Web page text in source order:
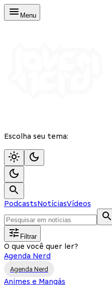
Menu
Escolha seu tema:
PodcastsNotíciasVídeos
Filtrar
O que você quer ler?
Agenda Nerd
Agenda Nerd
Animes e Mangás